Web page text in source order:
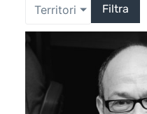
Territori Filtra